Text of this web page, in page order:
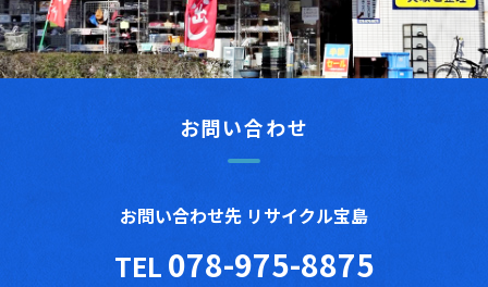
お問い合わせ
お問い合わせ先 リサイクル宝島
TEL 078-975-8875